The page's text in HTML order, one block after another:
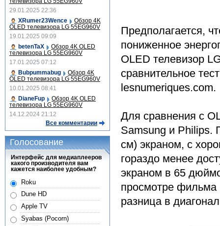
Предполагается,
пониженное
OLED телевизор
сравнительное
lesnumeriques.com.
Для сравнения с
Samsung и Philips.
см) экраном, с
гораздо менее
экраном в 65
просмотре фильма
разница в
телевизора LG 55EG960V
29.01.2025 22:36
XRumer23Wence
Обзор 4K
OLED телевизора LG 55EG960V
19.01.2025 09:09
betenTaX
Обзор 4K OLED
телевизора LG 55EG960V
17.01.2025 07:12
Bubpummabug
Обзор 4K
OLED телевизора LG 55EG960V
10.01.2025 08:41
DianeFup
Обзор 4K OLED
телевизора LG 55EG960V
14.12.2024 21:12
Все комментарии
Голосование
Интерфейс для медиаплееров
какого производителя вам
кажется наиболее удобным?
Roku
Dune HD
Apple TV
Syabas (Pocorn)